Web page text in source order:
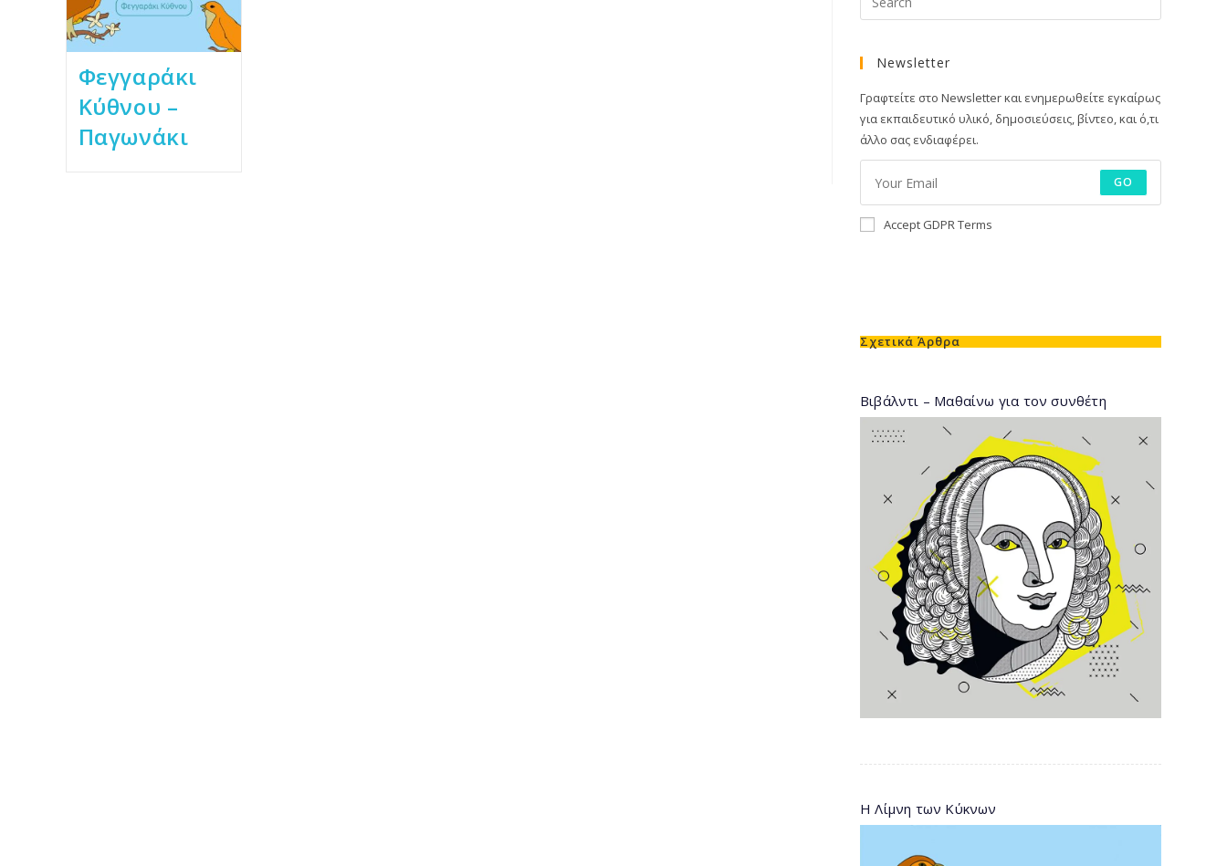
Φεγγαράκι
Κύθνου –
Παγωνάκι
Newsletter
Γραφτείτε στο Newsletter και ενημερωθείτε εγκαίρως
για εκπαιδευτικό υλικό, δημοσιεύσεις, βίντεο, και ό,τι
άλλο σας ενδιαφέρει.
GO
Accept GDPR Terms
Σχετικά Άρθρα
Βιβάλντι – Μαθαίνω για τον συνθέτη
Η Λίμνη των Κύκνων